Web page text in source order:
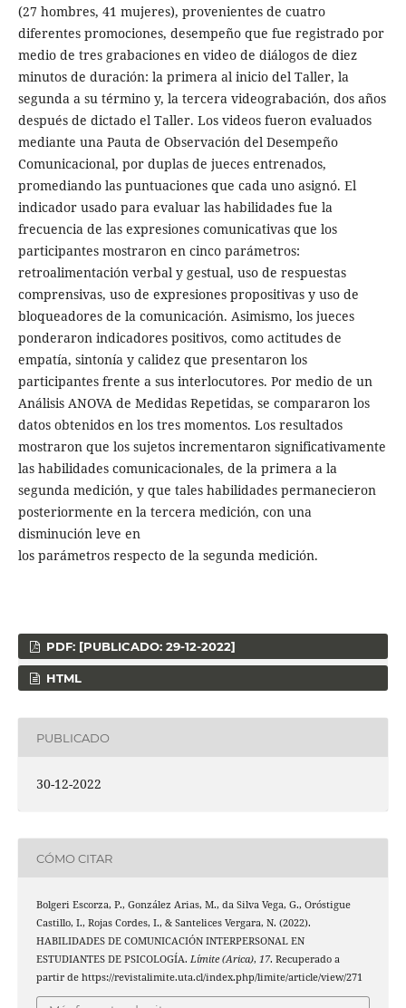
(27 hombres, 41 mujeres), provenientes de cuatro
diferentes promociones, desempeño que fue registrado por
medio de tres grabaciones en video de diálogos de diez
minutos de duración: la primera al inicio del Taller, la
segunda a su término y, la tercera videograbación, dos años
después de dictado el Taller. Los videos fueron evaluados
mediante una Pauta de Observación del Desempeño
Comunicacional, por duplas de jueces entrenados,
promediando las puntuaciones que cada uno asignó. El
indicador usado para evaluar las habilidades fue la
frecuencia de las expresiones comunicativas que los
participantes mostraron en cinco parámetros:
retroalimentación verbal y gestual, uso de respuestas
comprensivas, uso de expresiones propositivas y uso de
bloqueadores de la comunicación. Asimismo, los jueces
ponderaron indicadores positivos, como actitudes de
empatía, sintonía y calidez que presentaron los
participantes frente a sus interlocutores. Por medio de un
Análisis ANOVA de Medidas Repetidas, se compararon los
datos obtenidos en los tres momentos. Los resultados
mostraron que los sujetos incrementaron significativamente
las habilidades comunicacionales, de la primera a la
segunda medición, y que tales habilidades permanecieron
posteriormente en la tercera medición, con una
disminución leve en
los parámetros respecto de la segunda medición.
PDF: [PUBLICADO: 29-12-2022]
HTML
PUBLICADO
30-12-2022
CÓMO CITAR
Bolgeri Escorza, P., González Arias, M., da Silva Vega, G., Oróstigue
Castillo, I., Rojas Cordes, I., & Santelices Vergara, N. (2022).
HABILIDADES DE COMUNICACIÓN INTERPERSONAL EN
ESTUDIANTES DE PSICOLOGÍA. Límite (Arica), 17. Recuperado a
partir de https://revistalimite.uta.cl/index.php/limite/article/view/271